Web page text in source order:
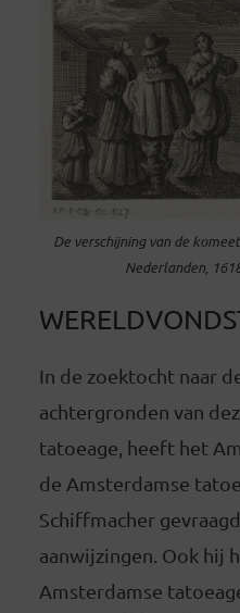
De verschijning van de
Nederlanden,
In de zoektocht naar
achtergronden van
tatoeage, heeft het
de Amsterdamse
Schiffmacher
aanwijzingen. Ook hij
Amsterdamse